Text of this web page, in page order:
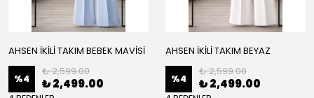
AHSEN İKİLİ TAKIM BEBEK MAVİSİ
%4
₺ 2,599.00
₺ 2,499.00
AHSEN İKİLİ TAKIM BEYAZ
%4
₺ 2,599.00
₺ 2,499.00